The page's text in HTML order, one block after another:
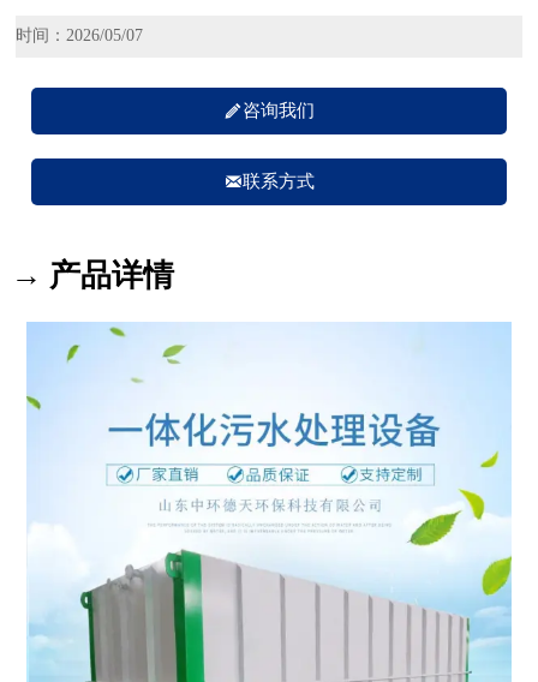
时间：2026/05/07
咨询我们
联系方式
→ 产品详情